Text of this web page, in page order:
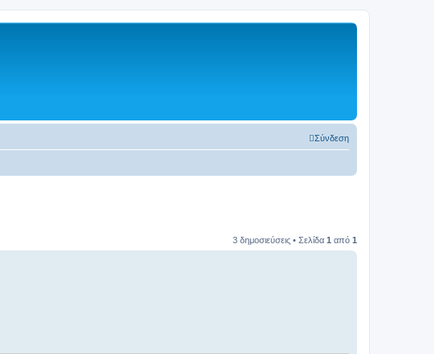
Σύνδεση
3 δημοσιεύσεις • Σελίδα 1 από 1